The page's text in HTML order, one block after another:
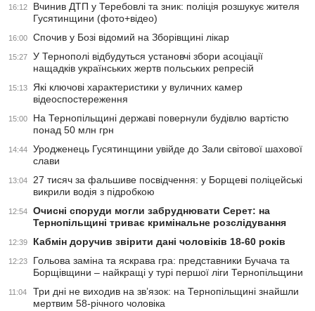
16:12
Вчинив ДТП у Теребовлі та зник: поліція розшукує жителя
Гусятинщини (фото+відео)
16:00 Спочив у Бозі відомий на Зборівщині лікар
15:27
У Тернополі відбудуться установчі збори асоціації
нащадків українських жертв польських репресій
15:13
Які ключові характеристики у вуличних камер
відеоспостереження
15:00
На Тернопільщині державі повернули будівлю вартістю
понад 50 млн грн
14:44
Уродженець Гусятинщини увійде до Зали світової шахової
слави
13:04
27 тисяч за фальшиве посвідчення: у Борщеві поліцейські
викрили водія з підробкою
12:54
Очисні споруди могли забруднювати Серет: на
Тернопільщині триває кримінальне розслідування
12:39 Кабмін доручив звірити дані чоловіків 18-60 років
12:23
Гольова заміна та яскрава гра: представники Бучача та
Борщівщини – найкращі у турі першої ліги Тернопільщини
11:04
Три дні не виходив на зв’язок: на Тернопільщині знайшли
мертвим 58-річного чоловіка